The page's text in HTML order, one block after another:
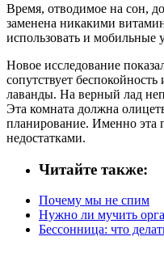
Время, отводимое на сон,
заменена никакими
использовать и мобильные
Новое исследование
сопутствует
лаванды. На верный лад
Эта комната должна
планирование. Именно эта
недостатками.
Читайте также:
Почему мы не спим
Нужно ли мучить
Бессонница: что